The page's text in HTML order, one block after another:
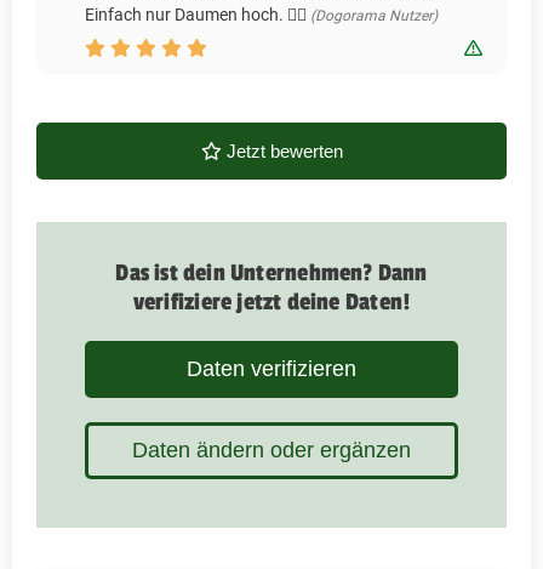
Einfach nur Daumen hoch. 👍🏼 (Dogorama Nutzer)
Jetzt bewerten
Das ist dein Unternehmen? Dann
verifiziere jetzt deine Daten!
Daten verifizieren
Daten ändern oder ergänzen